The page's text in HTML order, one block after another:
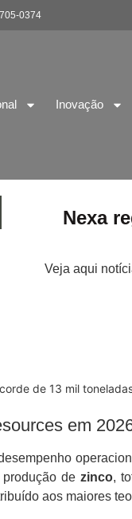
0374
Inovação
Nexa
Veja aqui
de 13 mil
em
de zinco,
aos maiores